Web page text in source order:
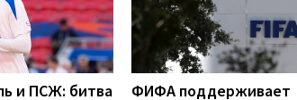
и ПСЖ: битва
ФИФА поддерживает